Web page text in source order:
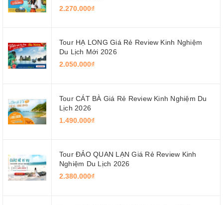
2.270.000₫
Tour HẠ LONG Giá Rẻ Review Kinh Nghiệm
Du Lịch Mới 2026
2.050.000₫
Tour CÁT BÀ Giá Rẻ Review Kinh Nghiệm Du
Lịch 2026
1.490.000₫
Tour ĐẢO QUAN LẠN Giá Rẻ Review Kinh
Nghiệm Du Lịch 2026
2.380.000₫